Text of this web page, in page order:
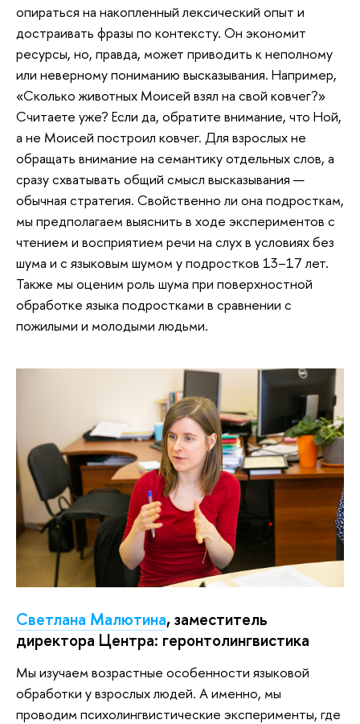
опираться на накопленный лексический опыт и
достраивать фразы по контексту. Он экономит
ресурсы, но, правда, может приводить к неполному
или неверному пониманию высказывания. Например,
«Сколько животных Моисей взял на свой ковчег?»
Считаете уже? Если да, обратите внимание, что Ной,
а не Моисей построил ковчег. Для взрослых не
обращать внимание на семантику отдельных слов, а
сразу схватывать общий смысл высказывания —
обычная стратегия. Свойственно ли она подросткам,
мы предполагаем выяснить в ходе экспериментов с
чтением и восприятием речи на слух в условиях без
шума и с языковым шумом у подростков 13–17 лет.
Также мы оценим роль шума при поверхностной
обработке языка подростками в сравнении с
пожилыми и молодыми людьми.
Светлана Малютина, заместитель
директора Центра: геронтолингвистика
Мы изучаем возрастные особенности языковой
обработки у взрослых людей. А именно, мы
проводим психолингвистические эксперименты, где